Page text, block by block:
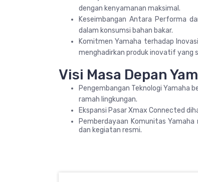
dengan kenyamanan maksimal.
Keseimbangan Antara Performa
dalam konsumsi bahan bakar.
Komitmen Yamaha terhadap
menghadirkan produk inovatif yang
Visi Masa Depan
Pengembangan Teknologi Yamaha
ramah lingkungan.
Ekspansi Pasar Xmax Connected
Pemberdayaan Komunitas
dan kegiatan resmi.